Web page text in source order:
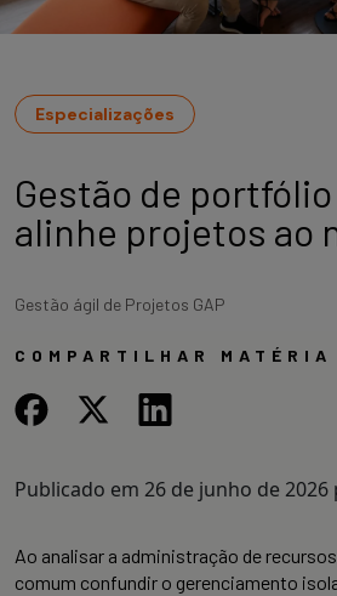
Especializações
Gestão de portfólio
alinhe projetos ao
Gestão ágil de Projetos GAP
COMPARTILHAR MATÉRIA
Publicado em 26 de junho de 2026
Ao analisar a administração de
comum confundir o gerenciamento